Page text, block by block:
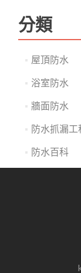
分類
屋頂防水
浴室防水
牆面防水
防水抓漏工
防水百科